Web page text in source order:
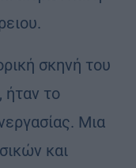
σκηνή του
ήταν το
Μια
και